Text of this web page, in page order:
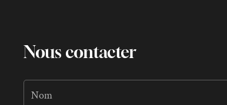
Nous contacter